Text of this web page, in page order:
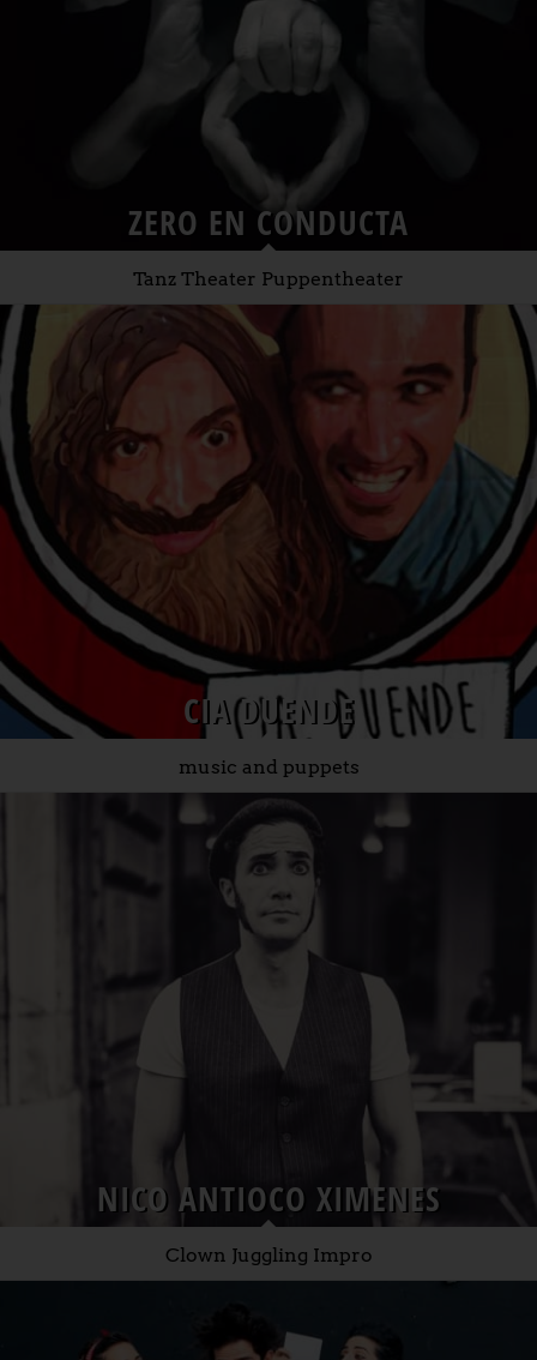
ZERO EN CONDUCTA
Tanz Theater Puppentheater
CIA DUENDE
music and puppets
NICO ANTIOCO XIMENES
Clown Juggling Impro